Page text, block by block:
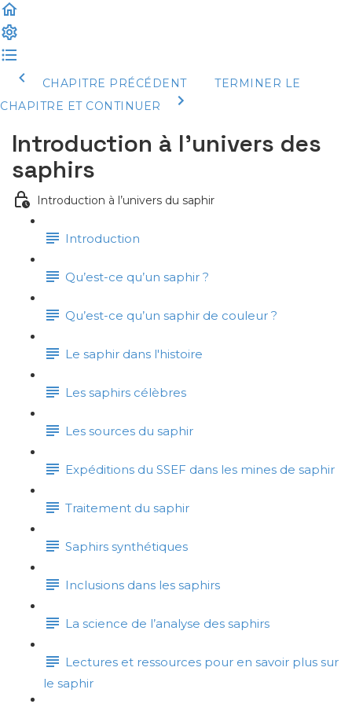
CHAPITRE PRÉCÉDENT
TERMINER LE
CHAPITRE ET CONTINUER
Introduction à l’univers des
saphirs
Introduction à l’univers du saphir
Introduction
Qu’est-ce qu’un saphir ?
Qu’est-ce qu’un saphir de couleur ?
Le saphir dans l'histoire
Les saphirs célèbres
Les sources du saphir
Expéditions du SSEF dans les mines de saphir
Traitement du saphir
Saphirs synthétiques
Inclusions dans les saphirs
La science de l’analyse des saphirs
Lectures et ressources pour en savoir plus sur
le saphir